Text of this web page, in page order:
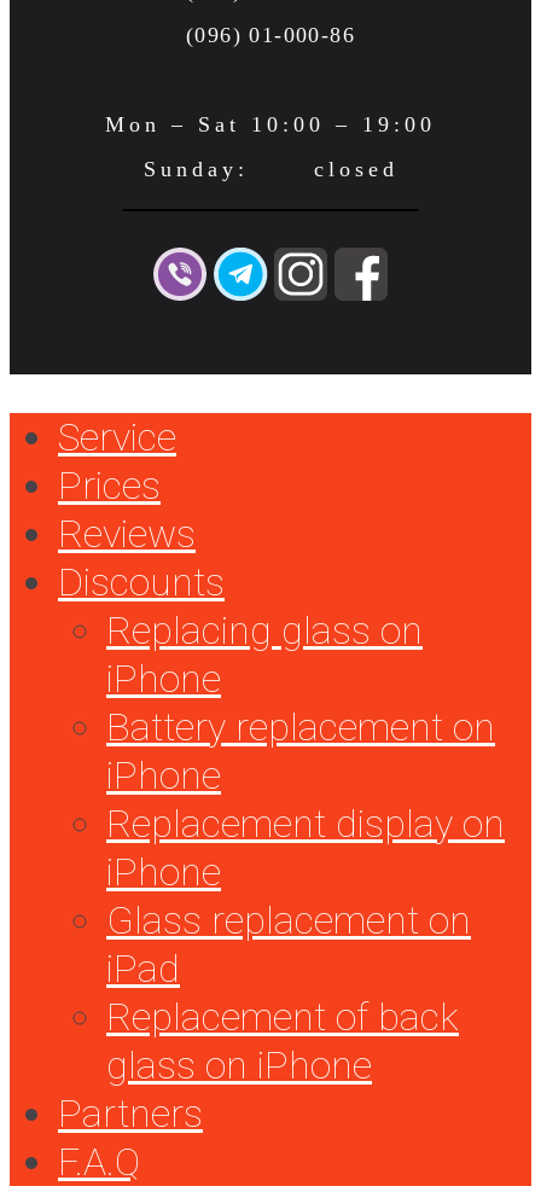
(096) 01-000-86
Mon – Sat 10:00 – 19:00
Sunday: closed
Service
Prices
Reviews
Discounts
Replacing glass on
iPhone
Battery replacement on
iPhone
Replacement display on
iPhone
Glass replacement on
iPad
Replacement of back
glass on iPhone
Partners
F.A.Q